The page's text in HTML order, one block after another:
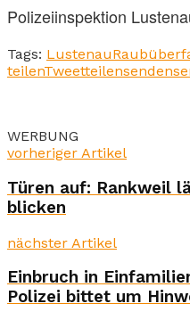
Polizeiinspektion
Tags: Lustenau
teilenTweetteilensenden
WERBUNG
vorheriger Artikel
Türen auf: Rankweil
blicken
nächster Artikel
Einbruch in
Polizei bittet um